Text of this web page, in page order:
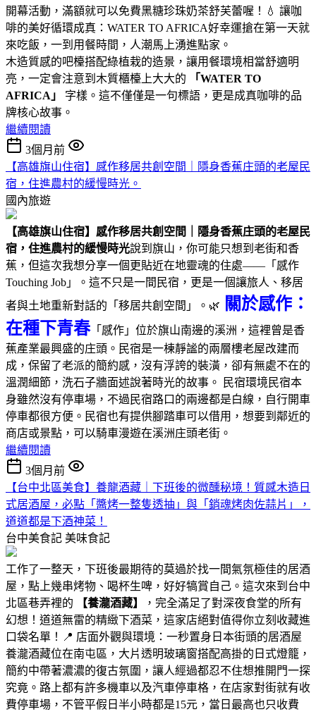
開幕活動，滿額就可以免費黑糖珍珠奶茶舒芙蕾喔！💧 讓咖
啡的美好循環成真：WATER TO AFRICA好幸運搶在第一天就
來吃飯，一到用餐時間，人潮馬上湧進點家。
木造質感的吧檯搭配綠植栽的造景，讓用餐環境相當舒適明
亮，一定會注意到木質櫃檯上大大的
「WATER TO
AFRICA」
字樣。這不僅僅是一句標語，更是成真咖啡的品
牌核心故事。
繼續閱讀
3個月前
【高雄旗山住宿】感作移居共創空間｜隱身香蕉庄頭的老屋民
宿，住進農村的緩慢時光。
國內旅遊
【高雄旗山住宿】感作移居共創空間｜隱身香蕉庄頭的老屋民
宿，住進農村的緩慢時光說到旗山，你可能只想到老街和香
蕉，但這次我想分享一個更貼近在地靈魂的住處——「感作
Touching Job」。這不只是一間民宿，更是一個讓旅人、移居
者與土地重新對話的「移居共創空間」。🌿
關於感作：
在種下青春「感作」位於旗山南邊的溪洲，這裡曾是香
蕉產業最興盛的庄頭。民宿是一棟靜謐的兩層樓老屋改建而
成，保留了老派的簡約感，沒有浮誇的裝潢，卻有無處不在的
溫潤細節，洗石子牆面述說著時光的故事。 民宿環境民宿本
身雖然沒有停車場，不過民宿路口的兩邊都是白線，自行開車
停車都很方便。民宿也有提供腳踏車可以借用，想要到鄰近的
商店或景點，可以騎車漫遊在溪洲庄頭老街。
繼續閱讀
3個月前
【台中北區美食】養龍酒藏｜下班後的微醺秘境！質感木造日
式居酒屋，必點「醬烤一整隻透抽」與「銷魂烤肉佐蒜片」，
道道都是下酒神菜！
台中美食記 美味食記
工作了一整天，下班後最期待的莫過於找一間氣氛極佳的居酒
屋，點上幾串烤物、喝杯生啤，好好犒賞自己。這次來到台中
北區巷弄裡的
【養瀧酒藏】
，完全滿足了對深夜食堂的所有
幻想！道道無雷的精緻下酒菜，這家店絕對值得你立刻收藏進
口袋名單！📍 店面外觀與環境：一秒置身日本街頭的居酒屋
養瀧酒藏位在南屯區，大片透明玻璃窗搭配高掛的日式燈籠，
簡約中帶著濃濃的復古氛圍，讓人經過都忍不住想推開門一探
究竟。路上都有許多機車以及汽車停車格，在店家對街就有收
費停車場，不管平假日半小時都是15元，當日最高也只收費